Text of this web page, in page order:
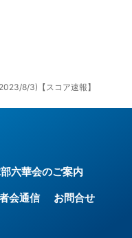
8/3)【スコア速報】
六華会のご案内
会通信 お問合せ